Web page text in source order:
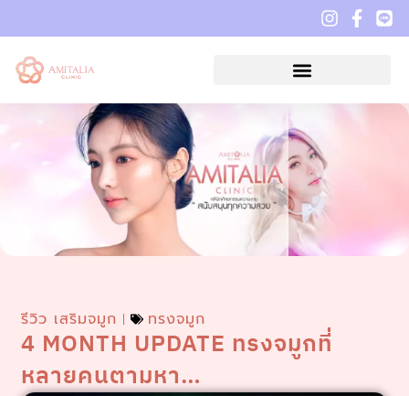
รีวิว เสริมจมูก ทรงจมูก
4 MONTH UPDATE ทรงจมูกที่
หลายคนตามหา…